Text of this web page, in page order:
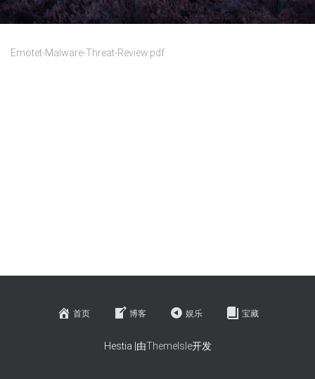
Emotet-Malware-Threat-Review.pdf
首页 博客 娱乐 宝藏
Hestia |由ThemeIsle开发